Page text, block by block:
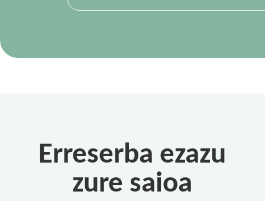
Erreserba ezazu
zure saioa